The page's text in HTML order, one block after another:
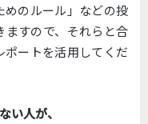
めのルール」などの投
ますので、それらと合
ートを活用してくだ
い人が、